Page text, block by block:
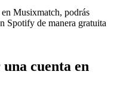
Musixmatch, podrás
Spotify de manera gratuita
cuenta en